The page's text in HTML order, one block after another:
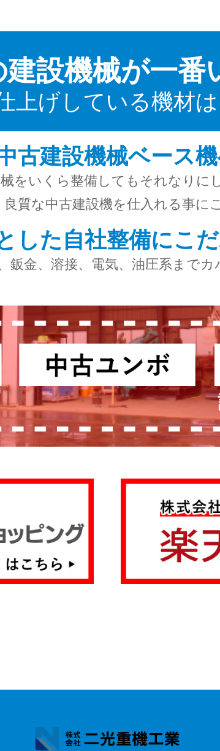
設機械が一番
上げしている機材は
古建設機械ベース
をいくら整備してもそれなりに
質な中古建設機を仕入れる事に
した自社整備にこ
鈑金、溶接、電気、油圧系までカ